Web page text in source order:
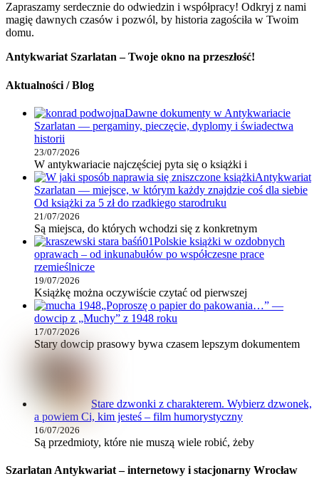
Zapraszamy serdecznie do odwiedzin i współpracy! Odkryj z nami
magię dawnych czasów i pozwól, by historia zagościła w Twoim
domu.
Antykwariat Szarlatan – Twoje okno na przeszłość!
Aktualności / Blog
Dawne dokumenty w Antykwariacie
Szarlatan — pergaminy, pieczęcie, dyplomy i świadectwa
historii
23/07/2026
W antykwariacie najczęściej pyta się o książki i
Antykwariat
Szarlatan — miejsce, w którym każdy znajdzie coś dla siebie
Od książki za 5 zł do rzadkiego starodruku
21/07/2026
Są miejsca, do których wchodzi się z konkretnym
Polskie książki w ozdobnych
oprawach – od inkunabułów po współczesne prace
rzemieślnicze
19/07/2026
Książkę można oczywiście czytać od pierwszej
„Poproszę o papier do pakowania…” —
dowcip z „Muchy” z 1948 roku
17/07/2026
Stary dowcip prasowy bywa czasem lepszym dokumentem
Stare dzwonki z charakterem. Wybierz dzwonek,
a powiem Ci, kim jesteś – film humorystyczny
16/07/2026
Są przedmioty, które nie muszą wiele robić, żeby
Szarlatan Antykwariat – internetowy i stacjonarny Wrocław